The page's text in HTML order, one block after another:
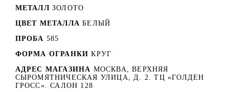
МЕТАЛЛ ЗОЛОТО
ЦВЕТ МЕТАЛЛА БЕЛЫЙ
ПРОБА 585
ФОРМА ОГРАНКИ КРУГ
АДРЕС МАГАЗИНА МОСКВА, ВЕРХНЯЯ
СЫРОМЯТНИЧЕСКАЯ УЛИЦА, Д. 2. ТЦ «ГОЛДЕН
ГРОСС». САЛОН 128